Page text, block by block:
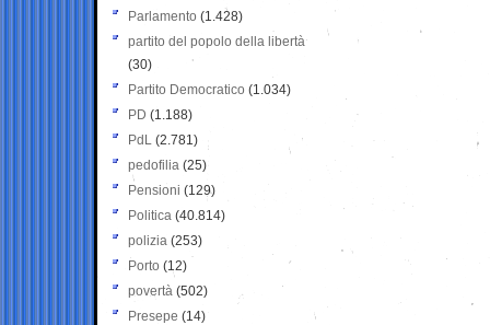
Parlamento (1.428)
partito del popolo della libertà
(30)
Partito Democratico (1.034)
PD (1.188)
PdL (2.781)
pedofilia (25)
Pensioni (129)
Politica (40.814)
polizia (253)
Porto (12)
povertà (502)
Presepe (14)